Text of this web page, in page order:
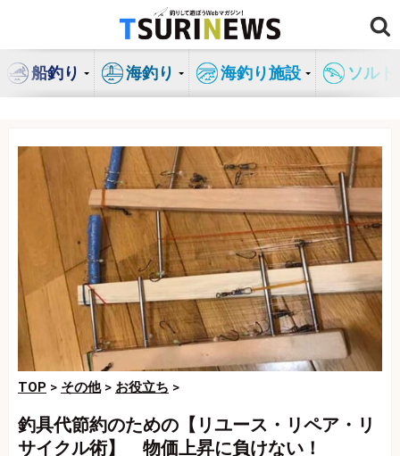
ン
船釣り 海釣り 海釣り施設 ソル
TOP > その他> お役立ち >
釣具代節約のための【リユース・リペア・リ
サイクル術】 物価上昇に負けない！